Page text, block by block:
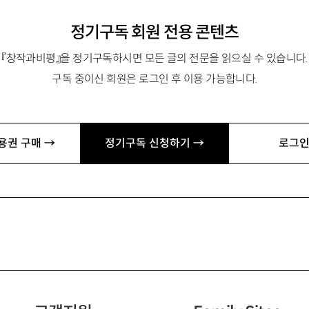
정기구독 회원 전용 콘텐츠
『창작과비평』을 정기구독하시면 모든 글의 전문을 읽으실 수 있습니다.
구독 중이신 회원은 로그인 후 이용 가능합니다.
권 구매 → 정기구독 신청하기 → 로그